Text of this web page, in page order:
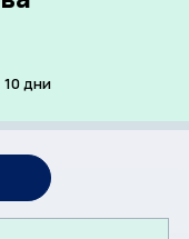
клиенти
10 дни